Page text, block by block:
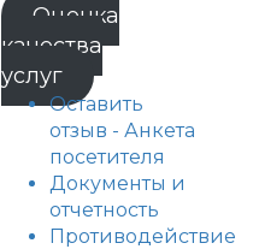
Оценка
качества
услуг
Оставить
отзыв - Анкета
посетителя
Документы и
отчетность
Противодействие